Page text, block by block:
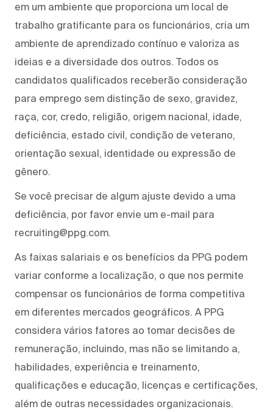
em um ambiente que proporciona um local de
trabalho gratificante para os funcionários, cria um
ambiente de aprendizado contínuo e valoriza as
ideias e a diversidade dos outros. Todos os
candidatos qualificados receberão consideração
para emprego sem distinção de sexo, gravidez,
raça, cor, credo, religião, origem nacional, idade,
deficiência, estado civil, condição de veterano,
orientação sexual, identidade ou expressão de
gênero.
Se você precisar de algum ajuste devido a uma
deficiência, por favor envie um e-mail para
recruiting@ppg.com.
As faixas salariais e os benefícios da PPG podem
variar conforme a localização, o que nos permite
compensar os funcionários de forma competitiva
em diferentes mercados geográficos. A PPG
considera vários fatores ao tomar decisões de
remuneração, incluindo, mas não se limitando a,
habilidades, experiência e treinamento,
qualificações e educação, licenças e certificações,
além de outras necessidades organizacionais.